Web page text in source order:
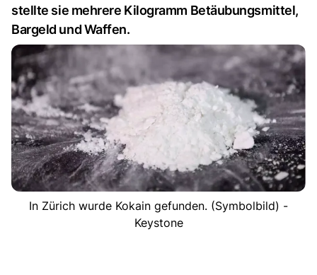
stellte sie mehrere Kilogramm Betäubungsmittel,
Bargeld und Waffen.
In Zürich wurde Kokain gefunden. (Symbolbild) -
Keystone